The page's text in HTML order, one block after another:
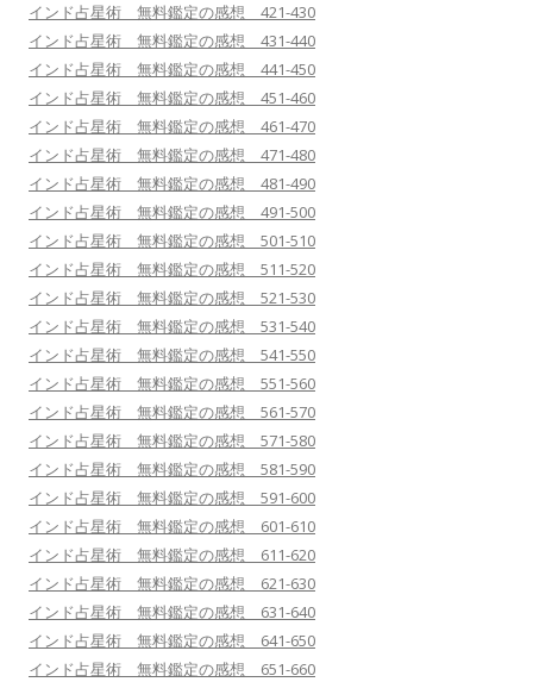
インド占星術 無料鑑定の感想 421-430
インド占星術 無料鑑定の感想 431-440
インド占星術 無料鑑定の感想 441-450
インド占星術 無料鑑定の感想 451-460
インド占星術 無料鑑定の感想 461-470
インド占星術 無料鑑定の感想 471-480
インド占星術 無料鑑定の感想 481-490
インド占星術 無料鑑定の感想 491-500
インド占星術 無料鑑定の感想 501-510
インド占星術 無料鑑定の感想 511-520
インド占星術 無料鑑定の感想 521-530
インド占星術 無料鑑定の感想 531-540
インド占星術 無料鑑定の感想 541-550
インド占星術 無料鑑定の感想 551-560
インド占星術 無料鑑定の感想 561-570
インド占星術 無料鑑定の感想 571-580
インド占星術 無料鑑定の感想 581-590
インド占星術 無料鑑定の感想 591-600
インド占星術 無料鑑定の感想 601-610
インド占星術 無料鑑定の感想 611-620
インド占星術 無料鑑定の感想 621-630
インド占星術 無料鑑定の感想 631-640
インド占星術 無料鑑定の感想 641-650
インド占星術 無料鑑定の感想 651-660